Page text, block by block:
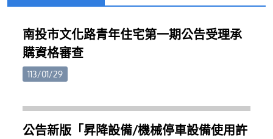
南投市文化路青年住宅第一期公告受理承
購資格審查
113/01/29
公告新版「昇降設備/機械停車設備使用許